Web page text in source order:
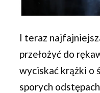
I teraz
przełożyć do
wyciskać krążki o
sporych